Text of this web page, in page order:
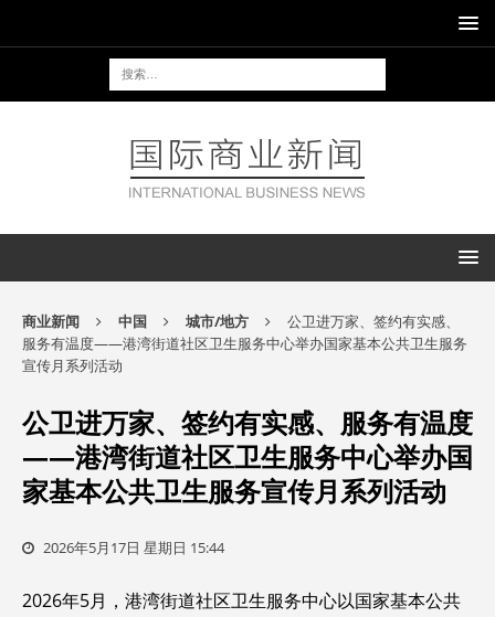
商业新闻 中国 城市/地方
公卫进万家、签约有实感、
服务有温度——港湾街道社区卫生服务中心举办国家基本公共卫生服务
宣传月系列活动
公卫进万家、签约有实感、服务有温度
——港湾街道社区卫生服务中心举办国
家基本公共卫生服务宣传月系列活动
2026年5月17日 星期日 15:44
2026年5月，港湾街道社区卫生服务中心以国家基本公共